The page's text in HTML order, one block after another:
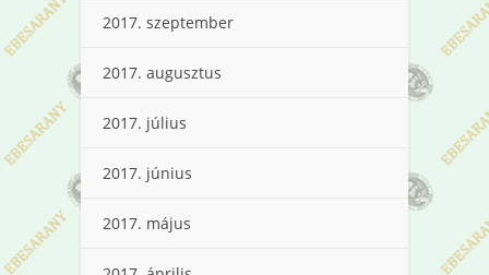
2017. szeptember
2017. augusztus
2017. július
2017. június
2017. május